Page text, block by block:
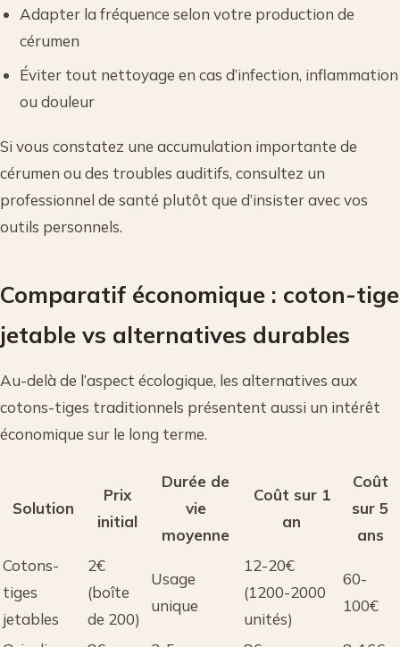
Adapter la fréquence selon votre production de
cérumen
Éviter tout nettoyage en cas d’infection, inflammation
ou douleur
Si vous constatez une accumulation importante de
cérumen ou des troubles auditifs, consultez un
professionnel de santé plutôt que d’insister avec vos
outils personnels.
Comparatif économique : coton-tige
jetable vs alternatives durables
Au-delà de l’aspect écologique, les alternatives aux
cotons-tiges traditionnels présentent aussi un intérêt
économique sur le long terme.
Solution
Prix
initial
Durée de
vie
moyenne
Coût sur 1
an
Coût
sur 5
ans
Cotons-
tiges
jetables
2€
(boîte
de 200)
Usage
unique
12-20€
(1200-2000
unités)
60-
100€